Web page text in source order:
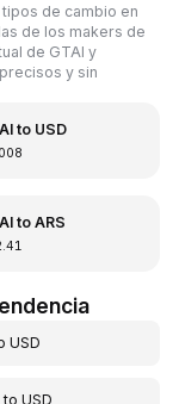
de cambio en
de los makers de
de GTAI y
y sin
to USD
to ARS
USD
toUSD